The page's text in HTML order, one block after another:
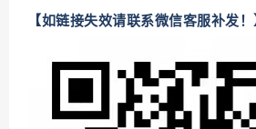
【如链接失效请联系微信客服补发！